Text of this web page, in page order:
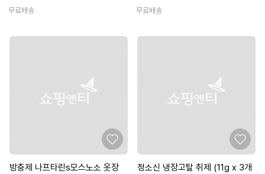
무료배송
무료배송
방충제 나프타린s모스노소 옷장
청소신 냉장고탈 취제 (11g x 3개